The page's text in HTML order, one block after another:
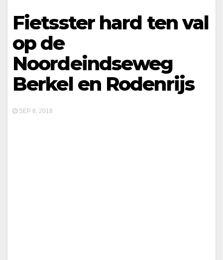
Fietsster hard ten val
op de
Noordeindseweg
Berkel en Rodenrijs
SEP 8, 2018